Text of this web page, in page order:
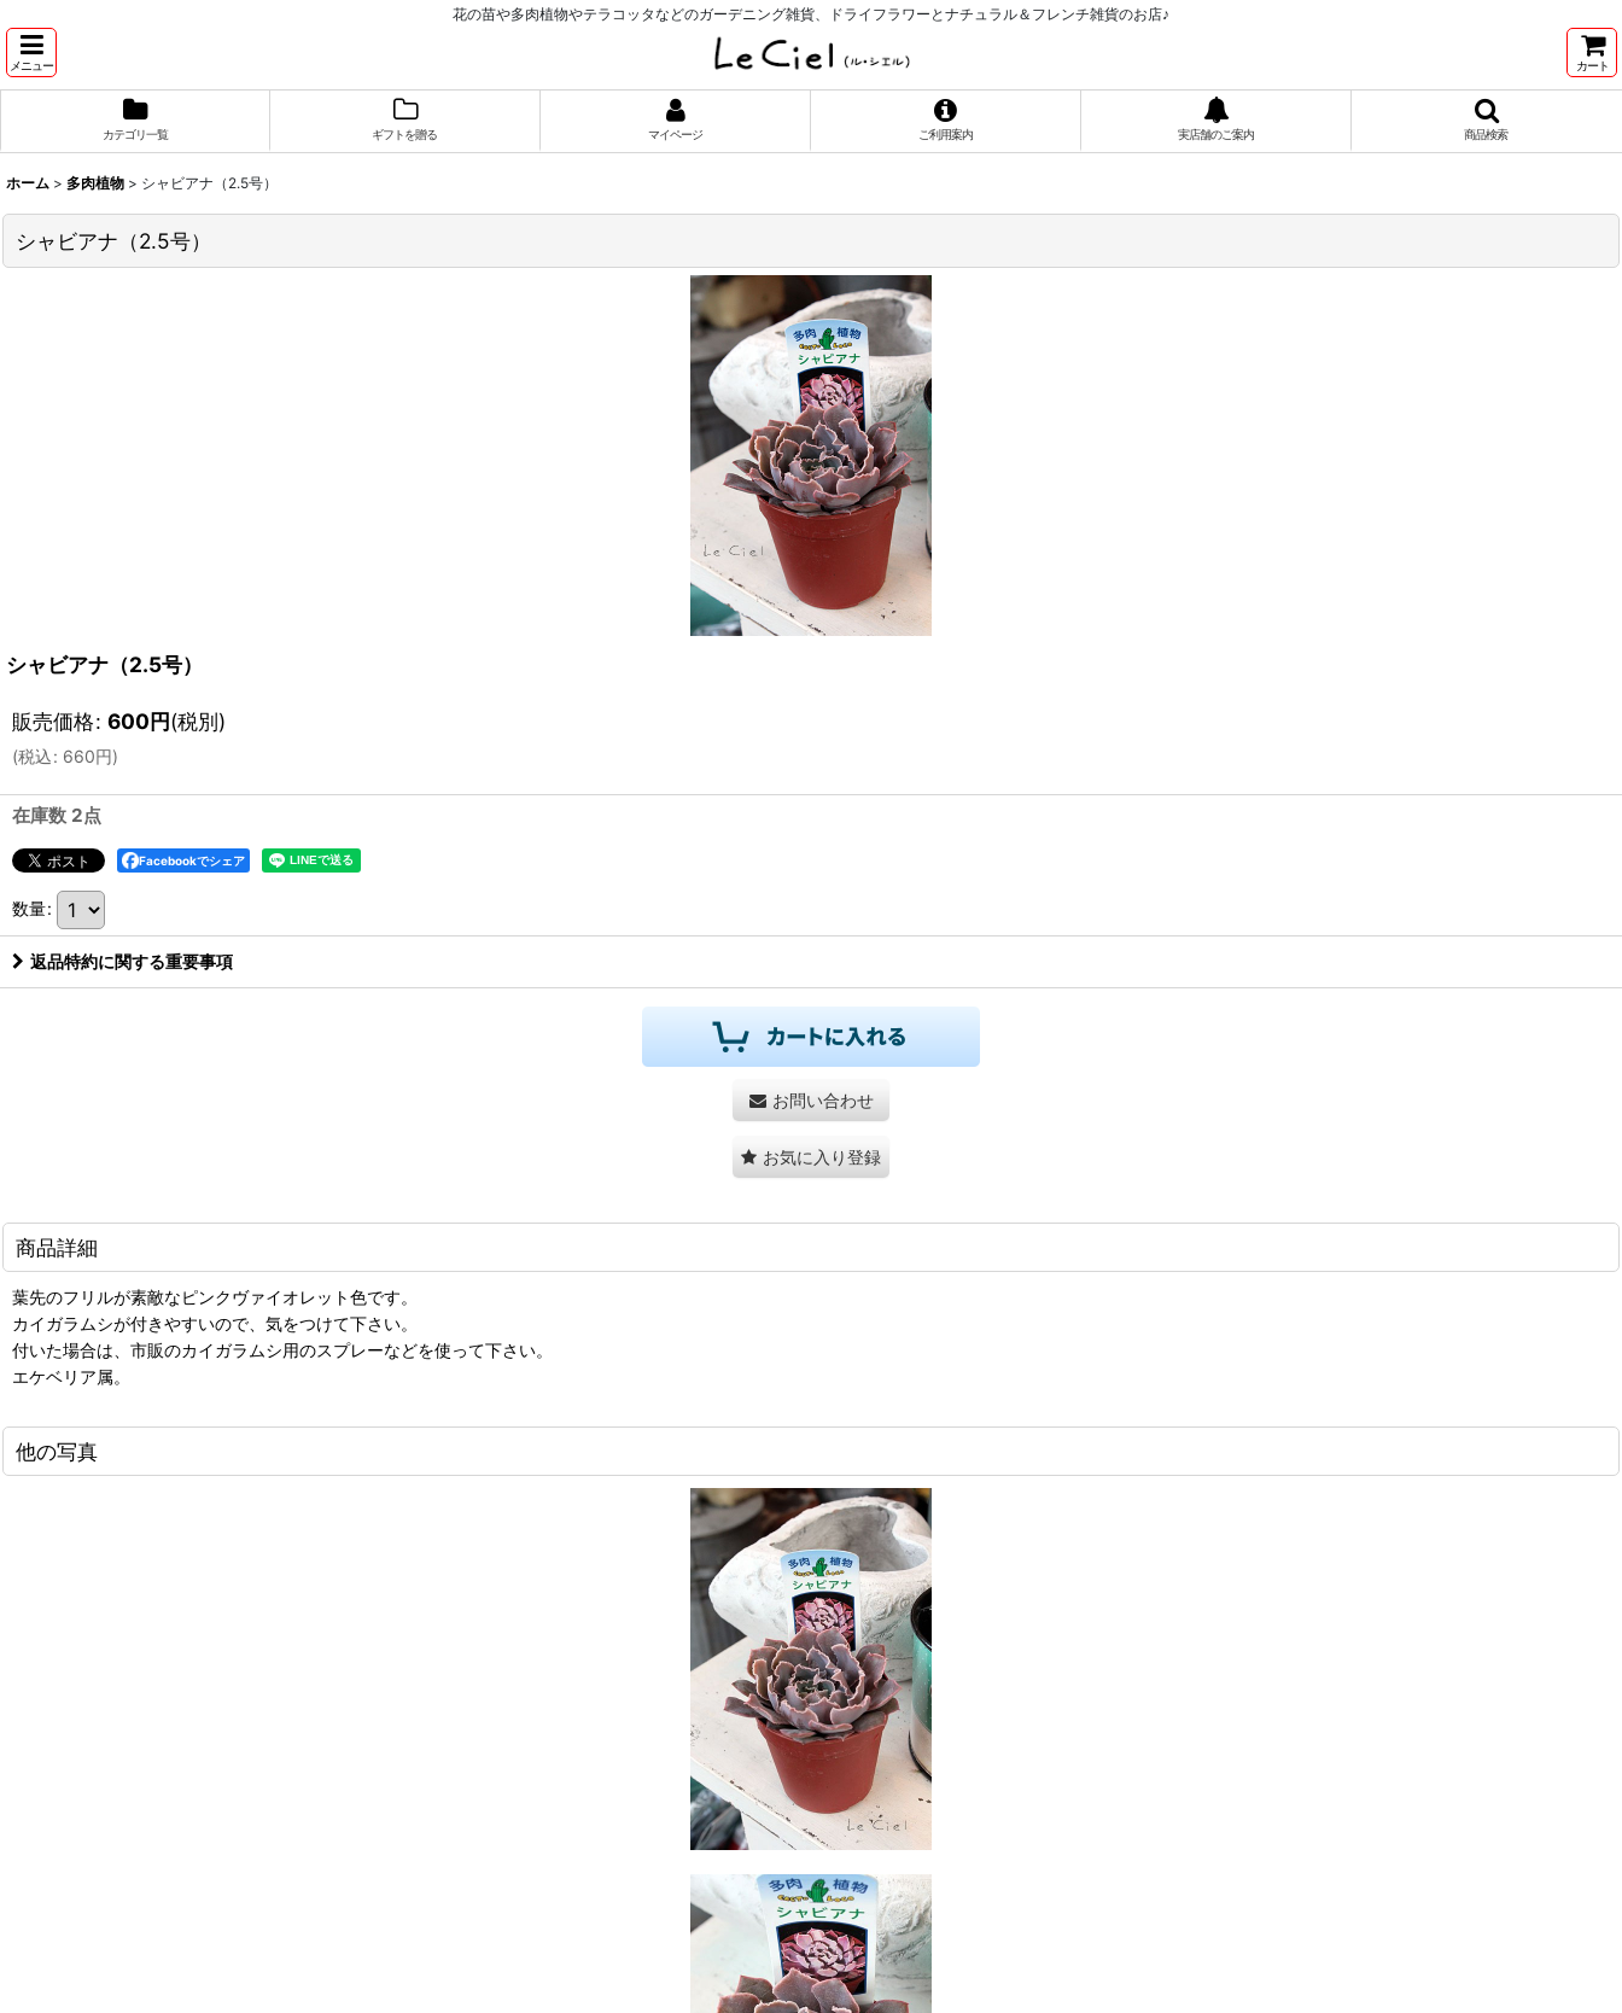
花の苗や多肉植物やテラコッタなどのガーデニング雑貨、ドライフラワーとナチュラル＆フレンチ雑貨のお店♪
メニュー カート
カテゴリ一覧 ギフトを贈る マイページ ご利用案内 実店舗のご案内 商品検索
ホーム > 多肉植物 > シャビアナ（2.5号）
シャビアナ（2.5号）
シャビアナ（2.5号）
販売価格: 600円(税別)
(税込: 660円)
在庫数 2点
Facebookでシェア
数量:
返品特約に関する重要事項
お問い合わせ
お気に入り登録
商品詳細
葉先のフリルが素敵なピンクヴァイオレット色です。
カイガラムシが付きやすいので、気をつけて下さい。
付いた場合は、市販のカイガラムシ用のスプレーなどを使って下さい。
エケベリア属。
他の写真